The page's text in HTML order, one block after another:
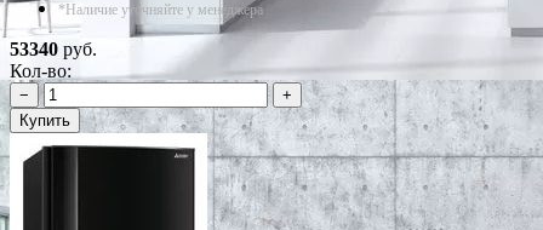
*Наличие уточняйте у менеджера
53340 руб.
Кол-во:
−
+
Купить